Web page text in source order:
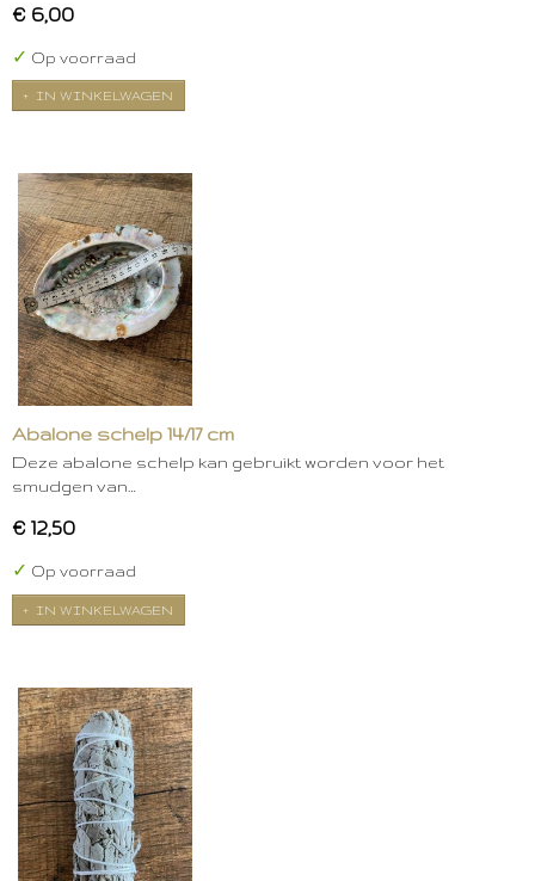
€ 6,00
✓ Op voorraad
IN WINKELWAGEN
Abalone schelp 14/17 cm
Deze abalone schelp kan gebruikt worden voor het
smudgen van…
€ 12,50
✓ Op voorraad
IN WINKELWAGEN